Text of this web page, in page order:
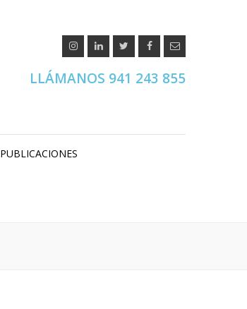
LLÁMANOS 941 243 855
PUBLICACIONES